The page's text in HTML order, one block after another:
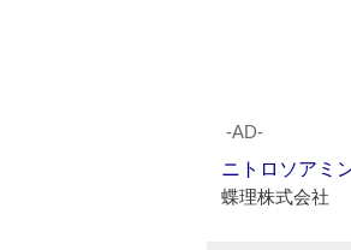
‐AD‐
ニトロソアミ
蝶理株式会社